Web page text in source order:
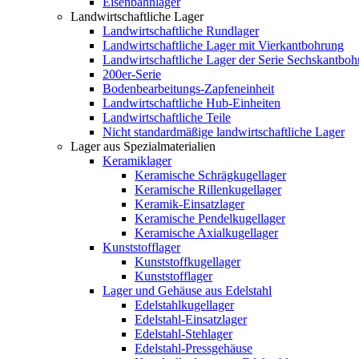
Landwirtschaftliche Lager
Landwirtschaftliche Rundlager
Landwirtschaftliche Lager mit Vierkantbohrung
Landwirtschaftliche Lager der Serie
200er-Serie
Bodenbearbeitungs-Zapfeneinheit
Landwirtschaftliche Hub-Einheiten
Landwirtschaftliche Teile
Nicht standardmäßige landwirtschaftliche Lager
Lager aus Spezialmaterialien
Keramiklager
Keramische Schrägkugellager
Keramische Rillenkugellager
Keramik-Einsatzlager
Keramische Pendelkugellager
Keramische Axialkugellager
Kunststofflager
Kunststoffkugellager
Kunststofflager
Lager und Gehäuse aus Edelstahl
Edelstahlkugellager
Edelstahl-Einsatzlager
Edelstahl-Stehlager
Edelstahl-Pressgehäuse